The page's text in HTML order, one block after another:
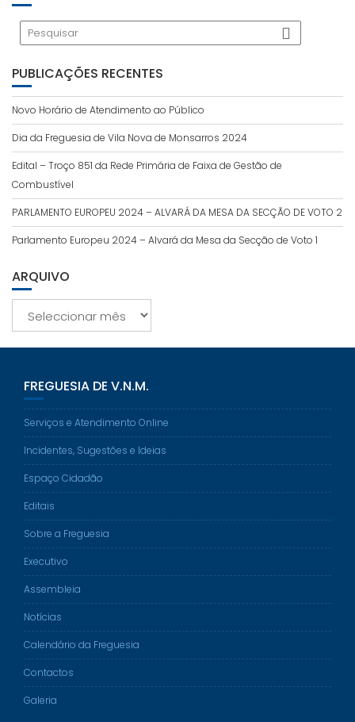
PUBLICAÇÕES RECENTES
Novo Horário de Atendimento ao Público
Dia da Freguesia de Vila Nova de Monsarros 2024
Edital – Troço 851 da Rede Primária de Faixa de Gestão de
Combustível
PARLAMENTO EUROPEU 2024 – ALVARÁ DA MESA DA SECÇÃO DE VOTO 2
Parlamento Europeu 2024 – Alvará da Mesa da Secção de Voto 1
ARQUIVO
FREGUESIA DE V.N.M.
Serviços e Atendimento Online
Incidentes, Sugestões e Ideias
Espaço Cidadão
Editais
Sobre a Freguesia
Executivo
Assembleia
Notícias
Calendário da Freguesia
Contactos
Galeria